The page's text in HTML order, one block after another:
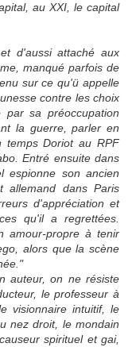
au XXI, le capital
d'aussi attaché aux
manqué parfois de
sur ce qu'ü appelle
contre les choix
par sa préoccupation
la guerre, parler en
Doriot au RPF
Entré ensuite dans
espionne son ancien
allemand dans Paris
d'appréciation et
qu'il a regrettées.
amour-propre à tenir
alors que la scène
auteur, on ne résiste
le professeur à
visionnaire intuitif, le
nez droit, le mondain
spirituel et gai,